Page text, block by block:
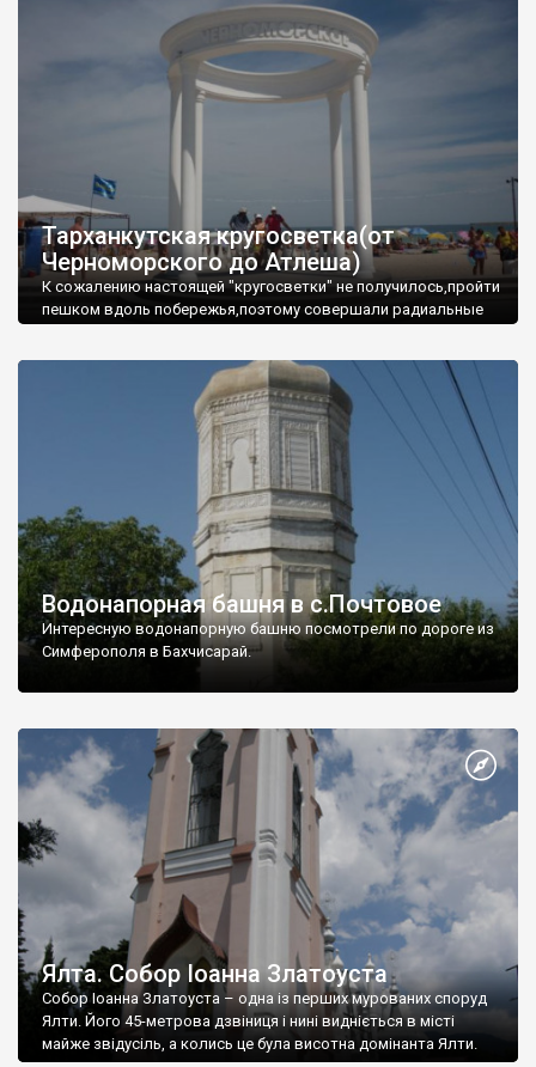
Тарханкутская кругосветка(от
Черноморского до Атлеша)
К сожалению настоящей "кругосветки" не получилось,пройти
пешком вдоль побережья,поэтому совершали радиальные
Водонапорная башня в с.Почтовое
Интересную водонапорную башню посмотрели по дороге из
Симферополя в Бахчисарай.
Ялта. Собор Іоанна Златоуста
Собор Іоанна Златоуста – одна із перших мурованих споруд
Ялти. Його 45-метрова дзвіниця і нині видніється в місті
майже звідусіль, а колись це була висотна домінанта Ялти.